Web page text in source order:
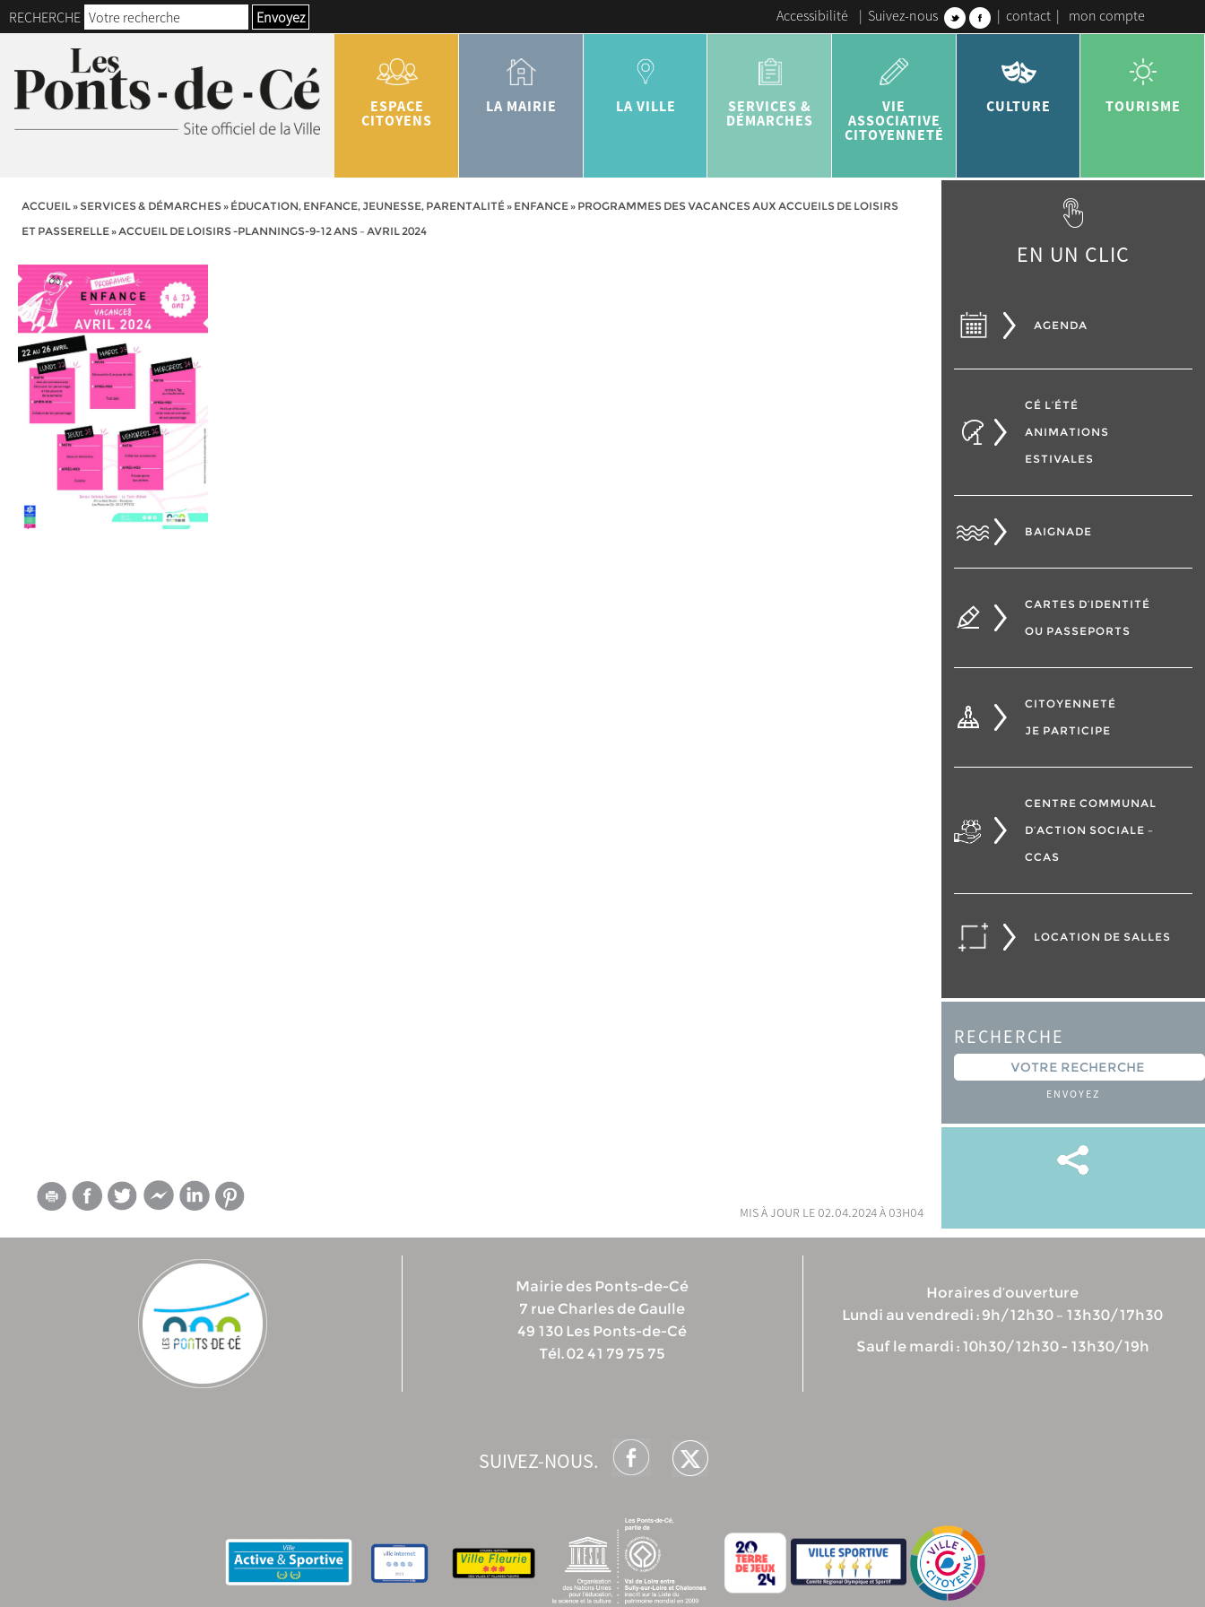
RECHERCHE Envoyez Accessibilité | Suivez-nous | contact | mon compte
ESPACE
CITOYENS
LA MAIRIE LA VILLE
SERVICES &
DÉMARCHES
VIE
ASSOCIATIVE
CITOYENNETÉ
CULTURE TOURISME
ACCUEIL» SERVICES & DÉMARCHES» ÉDUCATION, ENFANCE, JEUNESSE, PARENTALITÉ» ENFANCE» PROGRAMMES DES VACANCES AUX ACCUEILS DE LOISIRS
ET PASSERELLE»ACCUEIL DE LOISIRS -PLANNINGS-9-12 ANS – AVRIL 2024
mis à jour le 02.04.2024 à 03h04
EN UN CLIC
AGENDA
CÉ L’ÉTÉ
ANIMATIONS
ESTIVALES
BAIGNADE
CARTES D’IDENTITÉ
OU PASSEPORTS
CITOYENNETÉ
JE PARTICIPE
CENTRE COMMUNAL
D’ACTION SOCIALE –
CCAS
LOCATION DE SALLES
RECHERCHE
ENVOYEZ
Mairie des Ponts-de-Cé
7 rue Charles de Gaulle
49 130 Les Ponts-de-Cé
Tél. 02 41 79 75 75
Horaires d’ouverture
Lundi au vendredi : 9h/12h30 – 13h30/17h30
Sauf le mardi : 10h30/12h30 - 13h30/19h
SUIVEZ-NOUS.